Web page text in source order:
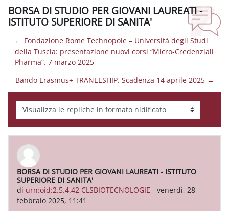
BORSA DI STUDIO PER GIOVANI LAUREATI -
ISTITUTO SUPERIORE DI SANITA'
← Fondazione Rome Technopole – Università degli Studi
della Tuscia: presentazione nuovi corsi “Micro-Credenziali
Pharma”. 7 marzo 2025
Bando Erasmus+ TRANEESHIP. Scadenza 14 aprile 2025 →
Modalità visualizzazione
BORSA DI STUDIO PER GIOVANI LAUREATI - ISTITUTO
SUPERIORE DI SANITA'
di urn:oid:2.5.4.42 CLSBIOTECNOLOGIE - venerdì, 28
febbraio 2025, 11:41
Numero di risposte: 0